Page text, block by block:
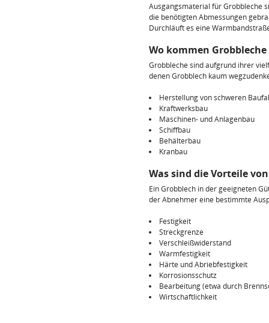
Ausgangsmaterial für Grobbleche
die benötigten Abmessungen
Durchläuft es eine
Wo kommen
Grobbleche sind aufgrund ihrer
denen Grobblech kaum
Herstellung von schweren
Kraftwerksbau
Maschinen- und Anlagenbau
Schiffbau
Behälterbau
Kranbau
Was sind die Vorteile
Ein Grobblech in der geeigneten
der Abnehmer eine bestimmte
Festigkeit
Streckgrenze
Verschleißwiderstand
Warmfestigkeit
Härte und Abriebfestigkeit
Korrosionsschutz
Bearbeitung (etwa durch
Wirtschaftlichkeit